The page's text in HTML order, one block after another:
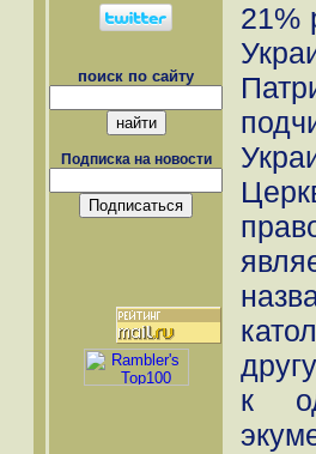
поиск по сайту
Подписка на новости
21%
к